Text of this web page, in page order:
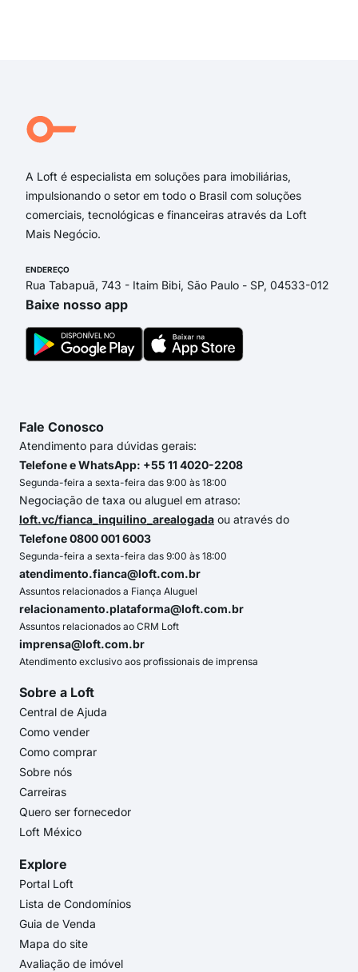
A Loft é especialista em soluções para imobiliárias,
impulsionando o setor em todo o Brasil com soluções
comerciais, tecnológicas e financeiras através da Loft
Mais Negócio.
ENDEREÇO
Rua Tabapuã, 743 - Itaim Bibi, São Paulo - SP, 04533-012
Baixe nosso app
Fale Conosco
Atendimento para dúvidas gerais:
Telefone e WhatsApp: +55 11 4020-2208
Segunda-feira a sexta-feira das 9:00 às 18:00
Negociação de taxa ou aluguel em atraso:
loft.vc/fianca_inquilino_arealogada ou através do
Telefone 0800 001 6003
Segunda-feira a sexta-feira das 9:00 às 18:00
atendimento.fianca@loft.com.br
Assuntos relacionados a Fiança Aluguel
relacionamento.plataforma@loft.com.br
Assuntos relacionados ao CRM Loft
imprensa@loft.com.br
Atendimento exclusivo aos profissionais de imprensa
Sobre a Loft
Central de Ajuda
Como vender
Como comprar
Sobre nós
Carreiras
Quero ser fornecedor
Loft México
Explore
Portal Loft
Lista de Condomínios
Guia de Venda
Mapa do site
Avaliação de imóvel